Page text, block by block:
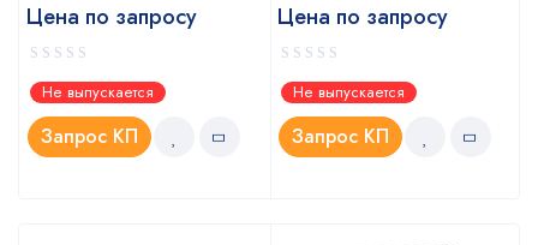
Цена по запросу
Не выпускается
Запрос КП
Цена по запросу
Не выпускается
Запрос КП